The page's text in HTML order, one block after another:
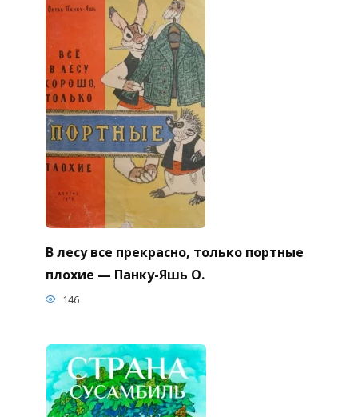
В лесу все прекрасно, только портные
плохие — Панку-Яшь О.
146